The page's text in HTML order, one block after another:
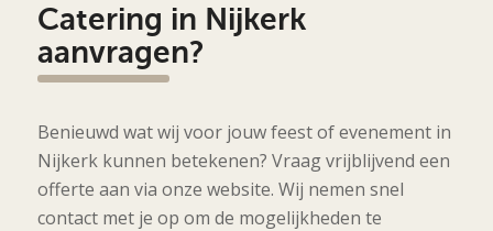
Catering in Nijkerk
aanvragen?
Benieuwd wat wij voor jouw feest of evenement in
Nijkerk kunnen betekenen? Vraag vrijblijvend een
offerte aan via onze website. Wij nemen snel
contact met je op om de mogelijkheden te